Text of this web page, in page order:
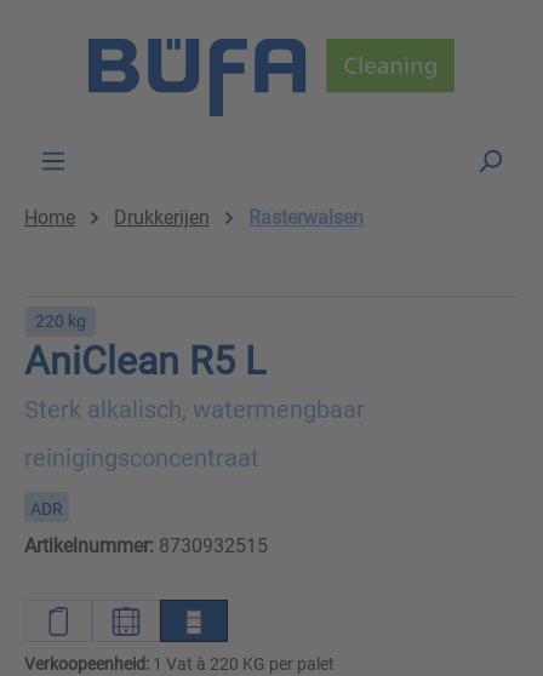
Home Drukkerijen Rasterwalsen
220 kg
AniClean R5 L
Sterk alkalisch, watermengbaar
reinigingsconcentraat
ADR
Artikelnummer: 8730932515
Verkoopeenheid: 1 Vat à 220 KG per palet